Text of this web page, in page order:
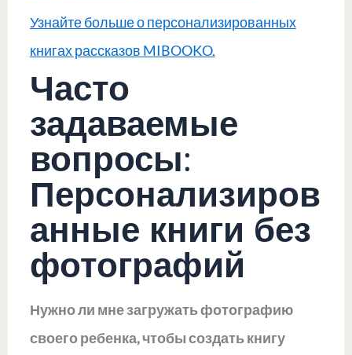
Узнайте больше о персонализированных
книгах рассказов MIBOOKO.
Часто
задаваемые
вопросы:
Персонализиров
анные книги без
фотографий
Нужно ли мне загружать фотографию
своего ребенка, чтобы создать книгу